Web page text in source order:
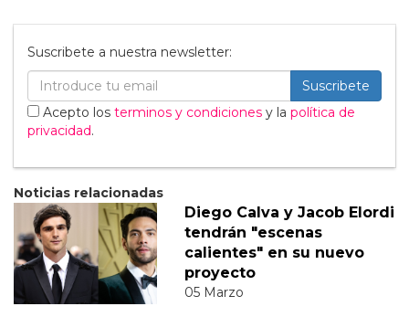
Suscribete a nuestra newsletter:
Suscribete
Acepto los terminos y condiciones y la política de
privacidad.
Noticias relacionadas
Diego Calva y Jacob Elordi
tendrán "escenas
calientes" en su nuevo
proyecto
05 Marzo